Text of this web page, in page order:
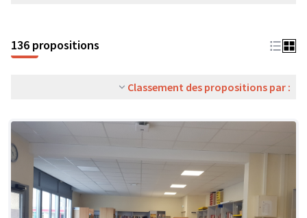
136 propositions
Classement des propositions par :